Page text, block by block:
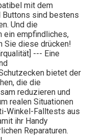
mit dem
Buttons sind bestens
Und die
ein empfindliches,
Sie diese drücken!
--- Eine
bietet der
die die
reduzieren und
realen Situationen
Winkel-Falltests aus
ihr Handy
Reparaturen.